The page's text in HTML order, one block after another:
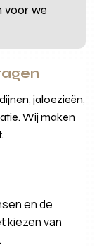
voor we
jaloezieën,
Wij maken
en de
kiezen van